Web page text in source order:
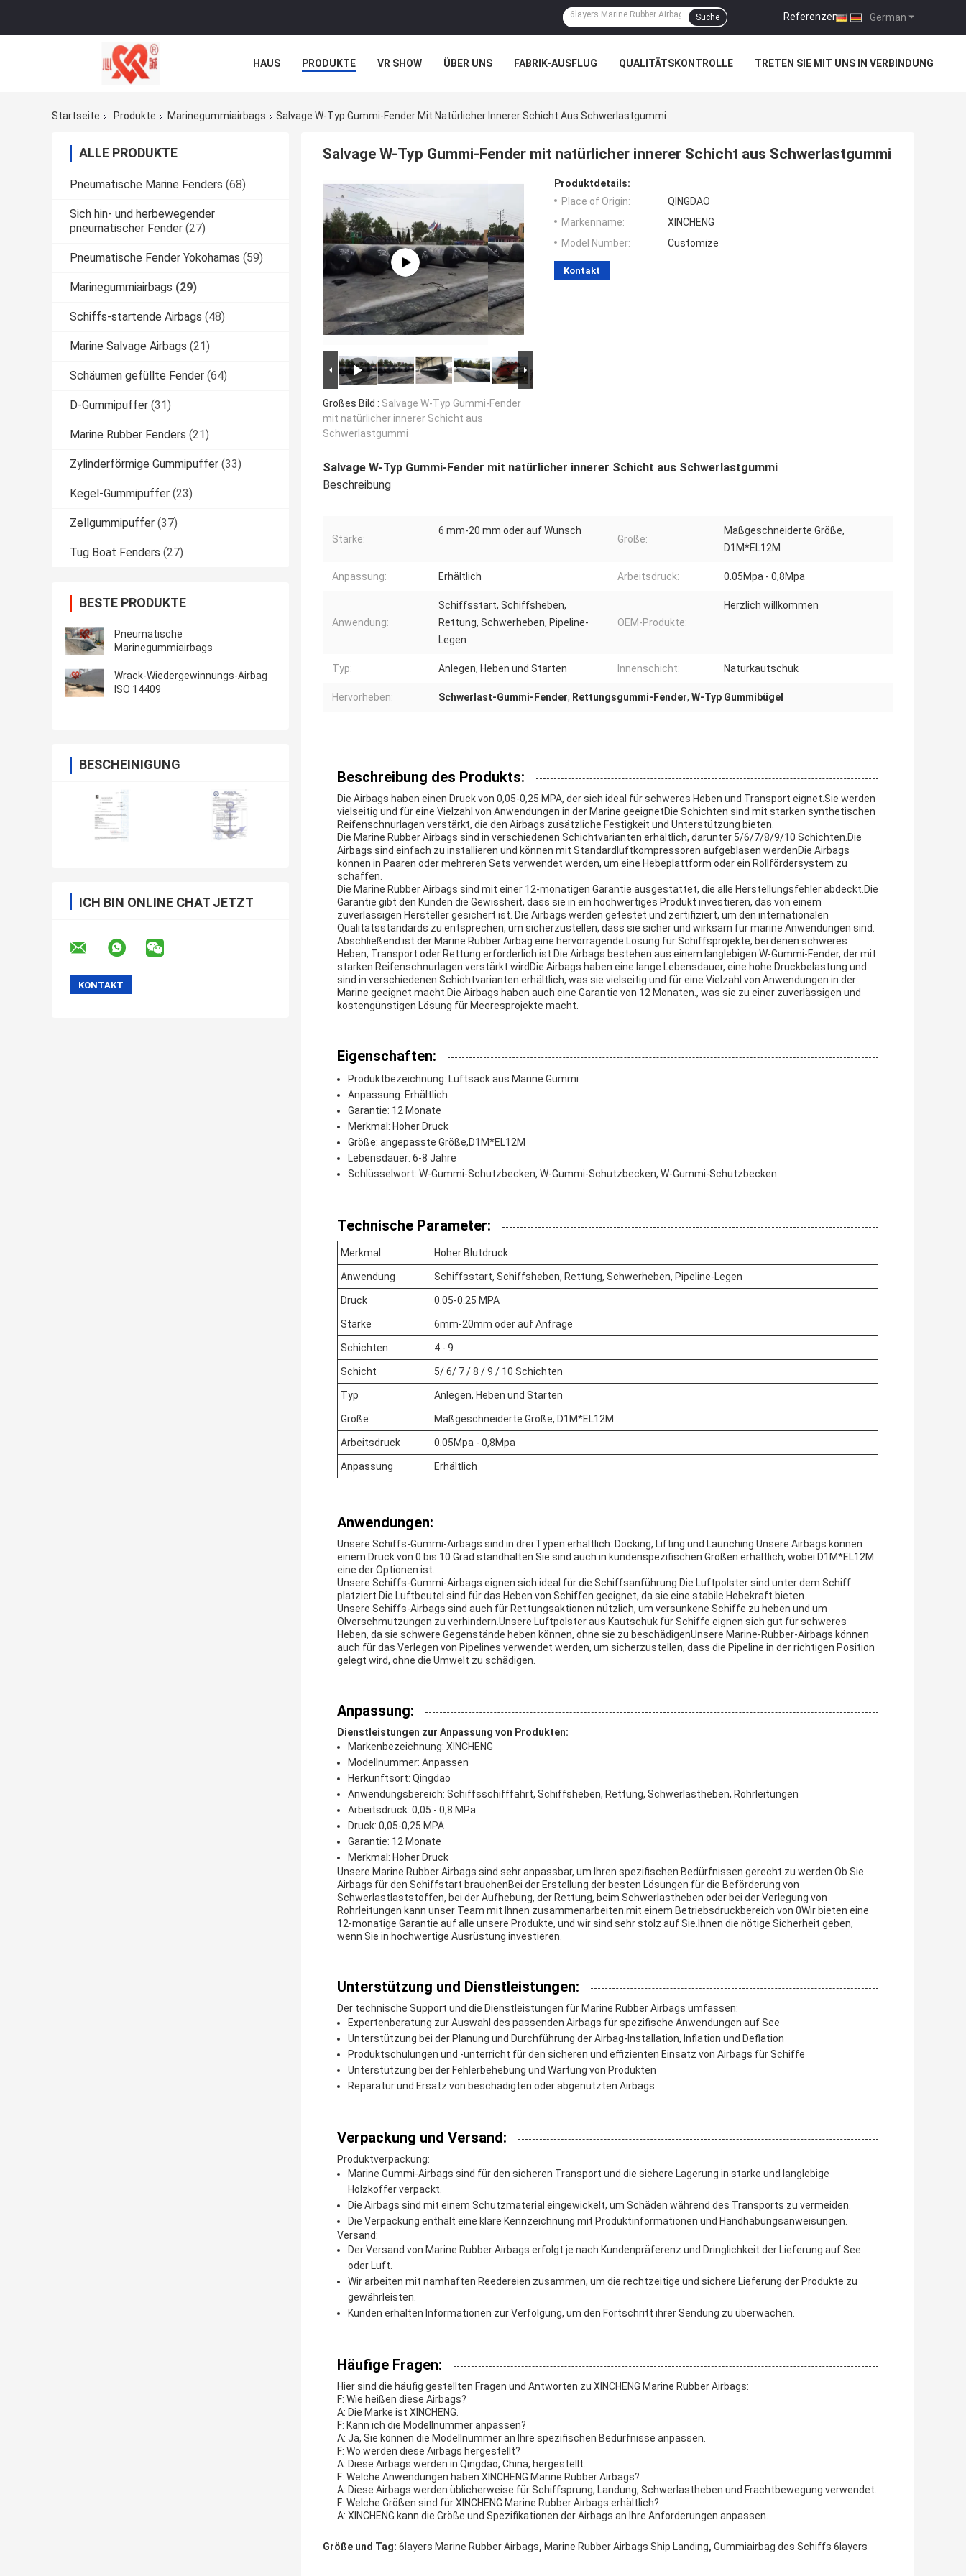
German
Referenzen |
Suche
HAUS PRODUKTE VR SHOW ÜBER UNS FABRIK-AUSFLUG QUALITÄTSKONTROLLE TRETEN SIE MIT UNS IN VERBINDUNG
Startseite
Produkte Marinegummiairbags Salvage W-Typ Gummi-Fender Mit Natürlicher Innerer Schicht Aus Schwerlastgummi
ALLE PRODUKTE
Pneumatische Marine Fenders (68)
Sich hin- und herbewegender
pneumatischer Fender (27)
Pneumatische Fender Yokohamas (59)
Marinegummiairbags (29)
Schiffs-startende Airbags (48)
Marine Salvage Airbags (21)
Schäumen gefüllte Fender (64)
D-Gummipuffer (31)
Marine Rubber Fenders (21)
Zylinderförmige Gummipuffer (33)
Kegel-Gummipuffer (23)
Zellgummipuffer (37)
Tug Boat Fenders (27)
BESTE PRODUKTE
Pneumatische
Marinegummiairbags
Wrack-Wiedergewinnungs-Airbag
ISO 14409
BESCHEINIGUNG
ICH BIN ONLINE CHAT JETZT
Salvage W-Typ Gummi-Fender mit natürlicher innerer Schicht aus Schwerlastgummi
Großes Bild : Salvage W-Typ Gummi-Fender
mit natürlicher innerer Schicht aus
Schwerlastgummi
Produktdetails:
Place of Origin:
QINGDAO
Markenname:
XINCHENG
Model Number:
Customize
Kontakt
Salvage W-Typ Gummi-Fender mit natürlicher innerer Schicht aus Schwerlastgummi
Beschreibung
Stärke:
6 mm-20 mm oder auf Wunsch
Größe:
Maßgeschneiderte Größe,
D1M*EL12M
Anpassung: Erhältlich Arbeitsdruck: 0.05Mpa - 0,8Mpa
Anwendung:
Schiffsstart, Schiffsheben,
Rettung, Schwerheben, Pipeline-
Legen
OEM-Produkte:
Herzlich willkommen
Typ: Anlegen, Heben und Starten Innenschicht: Naturkautschuk
Hervorheben: Schwerlast-Gummi-Fender, Rettungsgummi-Fender, W-Typ Gummibügel
Beschreibung des Produkts:
Die Airbags haben einen Druck von 0,05-0,25 MPA, der sich ideal für schweres Heben und Transport eignet.Sie werden
vielseitig und für eine Vielzahl von Anwendungen in der Marine geeignetDie Schichten sind mit starken synthetischen
Reifenschnurlagen verstärkt, die den Airbags zusätzliche Festigkeit und Unterstützung bieten.
Die Marine Rubber Airbags sind in verschiedenen Schichtvarianten erhältlich, darunter 5/6/7/8/9/10 Schichten.Die
Airbags sind einfach zu installieren und können mit Standardluftkompressoren aufgeblasen werdenDie Airbags
können in Paaren oder mehreren Sets verwendet werden, um eine Hebeplattform oder ein Rollfördersystem zu
schaffen.
Die Marine Rubber Airbags sind mit einer 12-monatigen Garantie ausgestattet, die alle Herstellungsfehler abdeckt.Die
Garantie gibt den Kunden die Gewissheit, dass sie in ein hochwertiges Produkt investieren, das von einem
zuverlässigen Hersteller gesichert ist. Die Airbags werden getestet und zertifiziert, um den internationalen
Qualitätsstandards zu entsprechen, um sicherzustellen, dass sie sicher und wirksam für marine Anwendungen sind.
Abschließend ist der Marine Rubber Airbag eine hervorragende Lösung für Schiffsprojekte, bei denen schweres
Heben, Transport oder Rettung erforderlich ist.Die Airbags bestehen aus einem langlebigen W-Gummi-Fender, der mit
starken Reifenschnurlagen verstärkt wirdDie Airbags haben eine lange Lebensdauer, eine hohe Druckbelastung und
sind in verschiedenen Schichtvarianten erhältlich, was sie vielseitig und für eine Vielzahl von Anwendungen in der
Marine geeignet macht.Die Airbags haben auch eine Garantie von 12 Monaten., was sie zu einer zuverlässigen und
kostengünstigen Lösung für Meeresprojekte macht.
Eigenschaften:
Produktbezeichnung: Luftsack aus Marine Gummi
Anpassung: Erhältlich
Garantie: 12 Monate
Merkmal: Hoher Druck
Größe: angepasste Größe,D1M*EL12M
Lebensdauer: 6-8 Jahre
Schlüsselwort: W-Gummi-Schutzbecken, W-Gummi-Schutzbecken, W-Gummi-Schutzbecken
Technische Parameter:
Merkmal Hoher Blutdruck
Anwendung Schiffsstart, Schiffsheben, Rettung, Schwerheben, Pipeline-Legen
Druck 0.05-0.25 MPA
Stärke 6mm-20mm oder auf Anfrage
Schichten 4 - 9
Schicht 5/ 6/ 7 / 8 / 9 / 10 Schichten
Typ Anlegen, Heben und Starten
Größe Maßgeschneiderte Größe, D1M*EL12M
Arbeitsdruck 0.05Mpa - 0,8Mpa
Anpassung Erhältlich
Anwendungen:
Unsere Schiffs-Gummi-Airbags sind in drei Typen erhältlich: Docking, Lifting und Launching.Unsere Airbags können
einem Druck von 0 bis 10 Grad standhalten.Sie sind auch in kundenspezifischen Größen erhältlich, wobei D1M*EL12M
eine der Optionen ist.
Unsere Schiffs-Gummi-Airbags eignen sich ideal für die Schiffsanführung.Die Luftpolster sind unter dem Schiff
platziert.Die Luftbeutel sind für das Heben von Schiffen geeignet, da sie eine stabile Hebekraft bieten.
Unsere Schiffs-Airbags sind auch für Rettungsaktionen nützlich, um versunkene Schiffe zu heben und um
Ölverschmutzungen zu verhindern.Unsere Luftpolster aus Kautschuk für Schiffe eignen sich gut für schweres
Heben, da sie schwere Gegenstände heben können, ohne sie zu beschädigenUnsere Marine-Rubber-Airbags können
auch für das Verlegen von Pipelines verwendet werden, um sicherzustellen, dass die Pipeline in der richtigen Position
gelegt wird, ohne die Umwelt zu schädigen.
Anpassung:
Dienstleistungen zur Anpassung von Produkten:
Markenbezeichnung: XINCHENG
Modellnummer: Anpassen
Herkunftsort: Qingdao
Anwendungsbereich: Schiffsschifffahrt, Schiffsheben, Rettung, Schwerlastheben, Rohrleitungen
Arbeitsdruck: 0,05 - 0,8 MPa
Druck: 0,05-0,25 MPA
Garantie: 12 Monate
Merkmal: Hoher Druck
Unsere Marine Rubber Airbags sind sehr anpassbar, um Ihren spezifischen Bedürfnissen gerecht zu werden.Ob Sie
Airbags für den Schiffstart brauchenBei der Erstellung der besten Lösungen für die Beförderung von
Schwerlastlaststoffen, bei der Aufhebung, der Rettung, beim Schwerlastheben oder bei der Verlegung von
Rohrleitungen kann unser Team mit Ihnen zusammenarbeiten.mit einem Betriebsdruckbereich von 0Wir bieten eine
12-monatige Garantie auf alle unsere Produkte, und wir sind sehr stolz auf Sie.Ihnen die nötige Sicherheit geben,
wenn Sie in hochwertige Ausrüstung investieren.
Unterstützung und Dienstleistungen:
Der technische Support und die Dienstleistungen für Marine Rubber Airbags umfassen:
Expertenberatung zur Auswahl des passenden Airbags für spezifische Anwendungen auf See
Unterstützung bei der Planung und Durchführung der Airbag-Installation, Inflation und Deflation
Produktschulungen und -unterricht für den sicheren und effizienten Einsatz von Airbags für Schiffe
Unterstützung bei der Fehlerbehebung und Wartung von Produkten
Reparatur und Ersatz von beschädigten oder abgenutzten Airbags
Verpackung und Versand:
Produktverpackung:
Marine Gummi-Airbags sind für den sicheren Transport und die sichere Lagerung in starke und langlebige
Holzkoffer verpackt.
Die Airbags sind mit einem Schutzmaterial eingewickelt, um Schäden während des Transports zu vermeiden.
Die Verpackung enthält eine klare Kennzeichnung mit Produktinformationen und Handhabungsanweisungen.
Versand:
Der Versand von Marine Rubber Airbags erfolgt je nach Kundenpräferenz und Dringlichkeit der Lieferung auf See
oder Luft.
Wir arbeiten mit namhaften Reedereien zusammen, um die rechtzeitige und sichere Lieferung der Produkte zu
gewährleisten.
Kunden erhalten Informationen zur Verfolgung, um den Fortschritt ihrer Sendung zu überwachen.
Häufige Fragen:
Hier sind die häufig gestellten Fragen und Antworten zu XINCHENG Marine Rubber Airbags:
F: Wie heißen diese Airbags?
A: Die Marke ist XINCHENG.
F: Kann ich die Modellnummer anpassen?
A: Ja, Sie können die Modellnummer an Ihre spezifischen Bedürfnisse anpassen.
F: Wo werden diese Airbags hergestellt?
A: Diese Airbags werden in Qingdao, China, hergestellt.
F: Welche Anwendungen haben XINCHENG Marine Rubber Airbags?
A: Diese Airbags werden üblicherweise für Schiffsprung, Landung, Schwerlastheben und Frachtbewegung verwendet.
F: Welche Größen sind für XINCHENG Marine Rubber Airbags erhältlich?
A: XINCHENG kann die Größe und Spezifikationen der Airbags an Ihre Anforderungen anpassen.
Größe und Tag: 6layers Marine Rubber Airbags, Marine Rubber Airbags Ship Landing, Gummiairbag des Schiffs 6layers